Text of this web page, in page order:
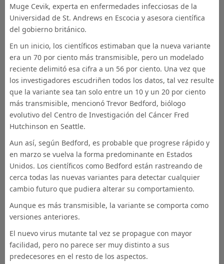
Muge Cevik, experta en enfermedades infecciosas de la
Universidad de St. Andrews en Escocia y asesora científica
del gobierno británico.
En un inicio, los científicos estimaban que la nueva variante
era un 70 por ciento más transmisible, pero un modelado
reciente delimitó esa cifra a un 56 por ciento. Una vez que
los investigadores escudriñen todos los datos, tal vez resulte
que la variante sea tan solo entre un 10 y un 20 por ciento
más transmisible, mencionó Trevor Bedford, biólogo
evolutivo del Centro de Investigación del Cáncer Fred
Hutchinson en Seattle.
Aun así, según Bedford, es probable que progrese rápido y
en marzo se vuelva la forma predominante en Estados
Unidos. Los científicos como Bedford están rastreando de
cerca todas las nuevas variantes para detectar cualquier
cambio futuro que pudiera alterar su comportamiento.
Aunque es más transmisible, la variante se comporta como
versiones anteriores.
El nuevo virus mutante tal vez se propague con mayor
facilidad, pero no parece ser muy distinto a sus
predecesores en el resto de los aspectos.